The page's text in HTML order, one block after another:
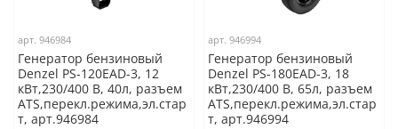
арт.946984
Генератор бензиновый
Denzel PS-120EAD-3, 12
кВт,230/400 В, 40л, разъем
ATS,перекл.режима,эл.стар
т, арт.946984
арт.946994
Генератор бензиновый
Denzel PS-180EAD-3, 18
кВт,230/400 В, 65л, разъем
ATS,перекл.режима,эл.стар
т, арт.946994